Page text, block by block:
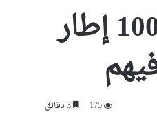
مضاربة: درك عنابة يحجز أكثر من 100 إطار
175 3 دقائق